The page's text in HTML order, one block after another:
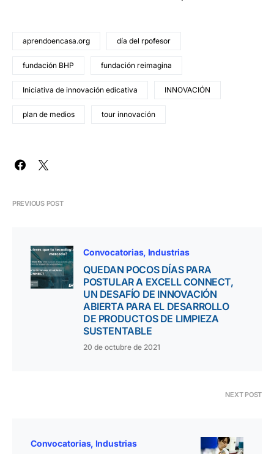
aprendoencasa.org día del rpofesor
fundación BHP fundación reimagina
Iniciativa de innovación edicativa INNOVACIÓN
plan de medios tour innovación
PREVIOUS POST
Convocatorias Industrias
QUEDAN POCOS DÍAS PARA
POSTULAR A EXCELL CONNECT,
UN DESAFÍO DE INNOVACIÓN
ABIERTA PARA EL DESARROLLO
DE PRODUCTOS DE LIMPIEZA
SUSTENTABLE
20 de octubre de 2021
NEXT POST
Convocatorias Industrias